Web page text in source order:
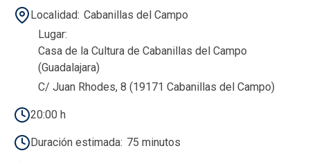
Localidad Cabanillas del Campo
Lugar
Casa de la Cultura de Cabanillas del Campo
(Guadalajara)
C/ Juan Rhodes, 8 (19171 Cabanillas del Campo)
20:00 h
Duración estimada 75 minutos